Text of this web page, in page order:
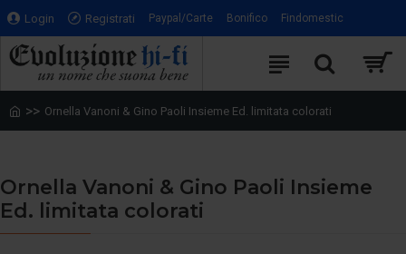
Login Registrati Paypal/Carte Bonifico Findomestic
Ornella Vanoni & Gino Paoli Insieme Ed. limitata colorati
Ornella Vanoni & Gino Paoli Insieme
Ed. limitata colorati